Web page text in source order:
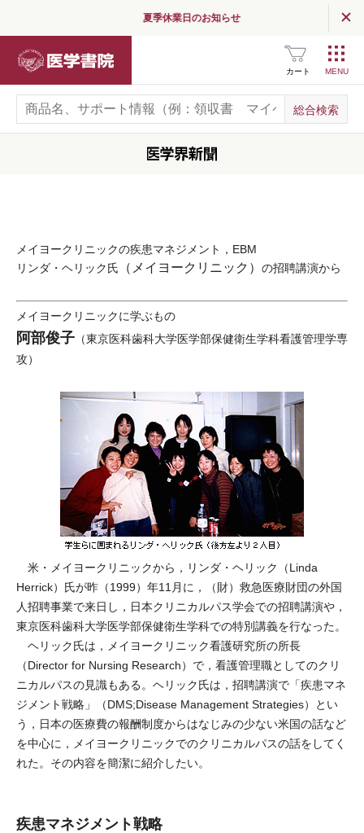
夏季休業日のお知らせ
カート
メイヨークリニックの疾患マネジメント，EBM
リンダ・ヘリック氏 （メイヨークリニック） の招聘講演から
メイヨークリニックに学ぶもの
阿部俊子 （東京医科歯科大学医学部保健衛生学科看護管理学専
攻）
米・メイヨークリニックから，リンダ・ヘリック（Linda
Herrick）氏が昨（1999）年11月に，（財）救急医療財団の外国
人招聘事業で来日し，日本クリニカルパス学会での招聘講演や，
東京医科歯科大学医学部保健衛生学科での特別講義を行なった。
ヘリック氏は，メイヨークリニック看護研究所の所長
（Director for Nursing Research）で，看護管理職としてのクリ
ニカルパスの見識もある。ヘリック氏は，招聘講演で「疾患マネ
ジメント戦略」（DMS;Disease Management Strategies）とい
う，日本の医療費の報酬制度からはなじみの少ない米国の話など
を中心に，メイヨークリニックでのクリニカルパスの話をしてく
れた。その内容を簡潔に紹介したい。
疾患マネジメント戦略